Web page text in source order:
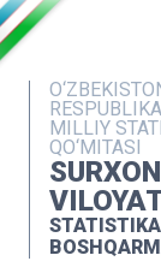
MILLIY
QO‘MITASI
STATISTIKA